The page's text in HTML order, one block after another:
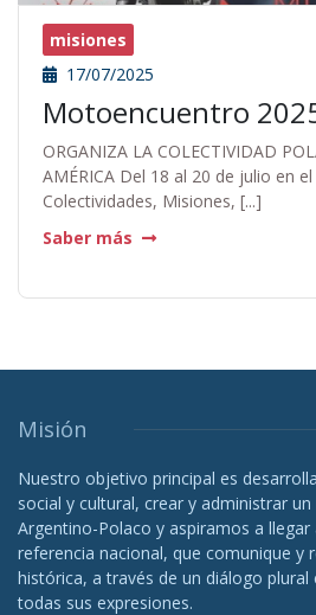
misiones
17/07/2025
Motoencuentro
ORGANIZA LA COLECTIVIDAD
AMÉRICA Del 18 al 20 de julio en
Colectividades, Misiones, [...]
Saber más
Misión
Nuestro objetivo principal es
social y cultural, crear y administrar
Argentino-Polaco y aspiramos a
referencia nacional, que comunique y
histórica, a través de un diálogo plural
todas sus expresiones.